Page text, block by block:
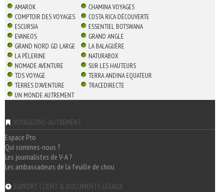
AMAROK
CHAMINA VOYAGES
COMPTOIR DES VOYAGES
COSTA RICA DÉCOUVERTE
ESCURSIA
ESSENTIEL BOTSWANA
EVANEOS
GRAND ANGLE
GRAND NORD GD LARGE
LA BALAGUÈRE
LA PÈLERINE
NATURABOX
NOMADE AVENTURE
SUR LES HAUTEURS
TDS VOYAGE
TERRA ANDINA EQUATEUR
TERRES D'AVENTURE
TRACEDIRECTE
UN MONDE AUTREMENT
VOYAGEONS-AUTREMENT
Espace Pro
Qui sommes-nous ?
Les journalistes de V-A ?
Les ambassadeurs de la feuille de chou
SUPPORT CLIENT & DOCUMENTS LÉGAUX